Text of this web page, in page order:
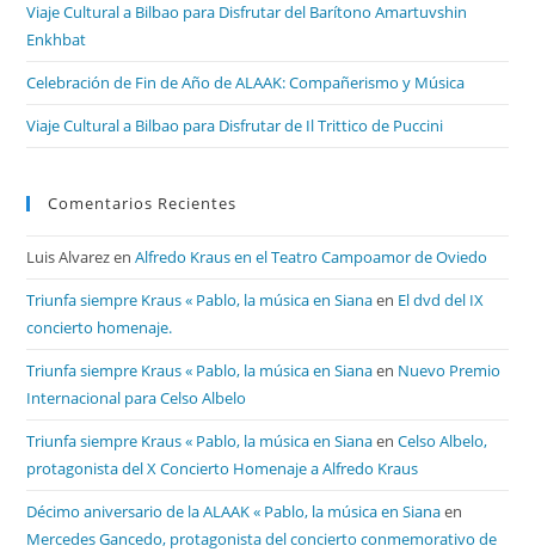
Viaje Cultural a Bilbao para Disfrutar del Barítono Amartuvshin
Enkhbat
Celebración de Fin de Año de ALAAK: Compañerismo y Música
Viaje Cultural a Bilbao para Disfrutar de Il Trittico de Puccini
Comentarios Recientes
Luis AlvarezenAlfredo Kraus en el Teatro Campoamor de Oviedo
Triunfa siempre Kraus « Pablo, la música en Sianaen El dvd del IX
concierto homenaje.
Triunfa siempre Kraus « Pablo, la música en Sianaen Nuevo Premio
Internacional para Celso Albelo
Triunfa siempre Kraus « Pablo, la música en SianaenCelso Albelo,
protagonista del X Concierto Homenaje a Alfredo Kraus
Décimo aniversario de la ALAAK « Pablo, la música en Sianaen
Mercedes Gancedo, protagonista del concierto conmemorativo de